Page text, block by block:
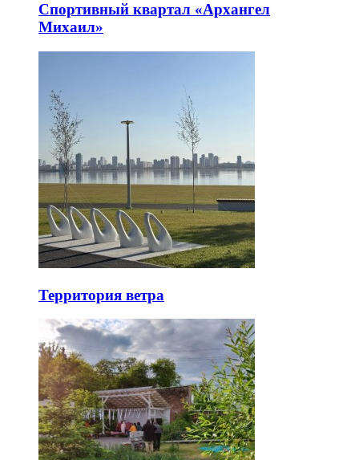
Спортивный квартал «Архангел
Михаил»
Территория ветра